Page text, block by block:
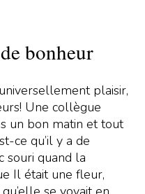
bonheur
plaisir,
Une collègue
un bon matin et tout
ce qu’il y a de
souri quand la
Il était une fleur,